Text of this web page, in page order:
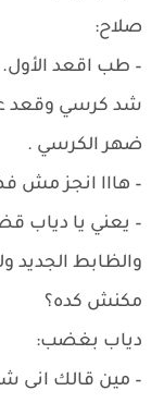
صلاح:
– طب اقعد الأول.
شد كرسي وقعد
ضهر الكرسي .
– هااا انجز مش
– يعني يا دياب
والظابط الجديد
مكنش كده؟
دياب بغضب:
– مين قالك انى